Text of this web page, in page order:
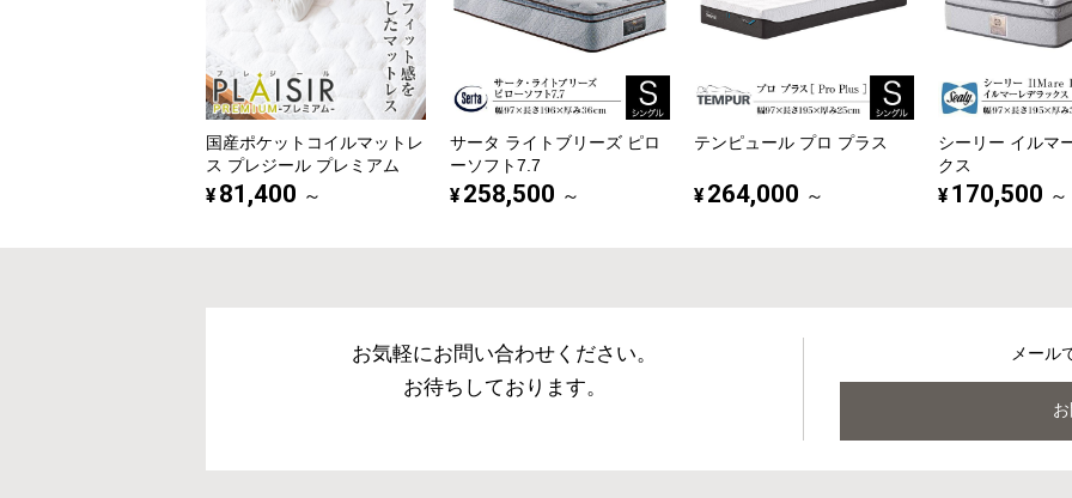
国産ポケットコイルマットレ
ス プレジール プレミアム
¥ 81,400 ～
サータ ライトブリーズ ピロ
ーソフト7.7
¥ 258,500 ～
テンピュール プロ プラス
¥ 264,000 ～
シーリー イルマ
クス
¥ 170,500 ～
お気軽にお問い合わせください。
お待ちしております。
メール